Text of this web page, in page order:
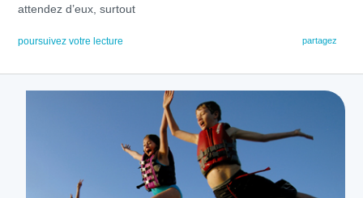
attendez d’eux, surtout
poursuivez votre lecture partagez